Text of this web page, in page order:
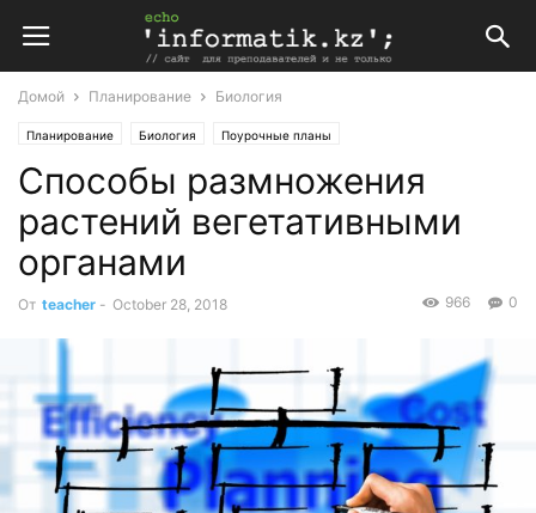
Домой Планирование Биология
Планирование Биология Поурочные планы
Поурочные планы по биологии 6 класс Казахстан
Способы размножения
растений вегетативными
органами
От teacher - October 28, 2018 0
966